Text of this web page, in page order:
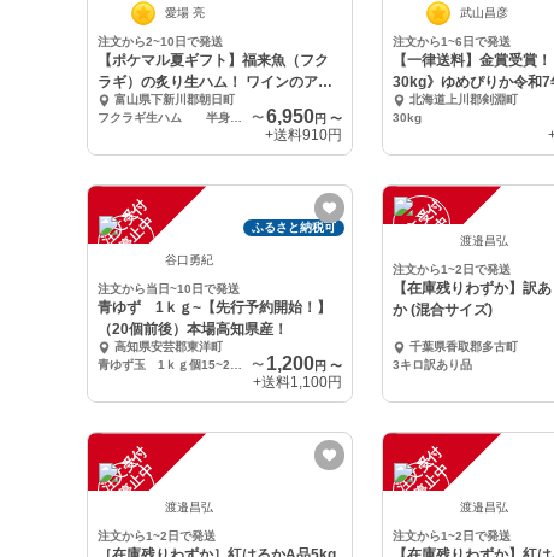
愛場 亮
注文から2~10日で発送
【ポケマル夏ギフト】福来魚（フク
ラギ）の炙り生ハム！ ワインのアテ
にも！
富山県下新川郡朝日町
〜 6,950円 〜
+送料910円
武山昌彦
注文から1~6日で発送
【一律送料】金賞受賞
30kg》ゆめぴりか令和7
北海道上川郡剣淵町
30kg
注
文
受
付
停
止
中 ふるさと納税可
谷口勇紀
注文から当日~10日で発送
青ゆず 1ｋｇ~【先行予約開始！】
（20個前後）本場高知県産！
高知県安芸郡東洋町
〜 1,200円 〜
+送料1,100円
注
文
受
付
停
止
中 渡邉昌弘
注文から1~2日で発送
【在庫残りわずか】訳
か (混合サイズ)
千葉県香取郡多古町
3キロ訳あり品
注
文
受
付
停
止
中
渡邉昌弘
注文から1~2日で発送
注
文
受
付
停
止
中
渡邉昌弘
注文から1~2日で発送